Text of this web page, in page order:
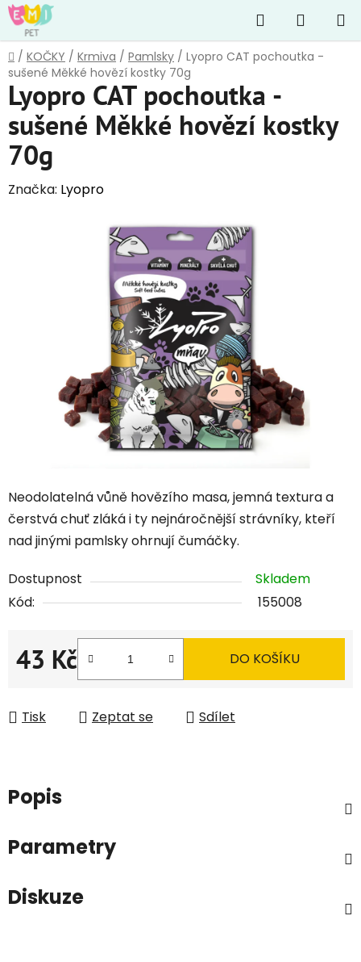
Přejít
na
obsah
Hledat
KOŠÍK
Domů
/ KOČKY / Krmiva / Pamlsky / Lyopro CAT pochoutka -
sušené Měkké hovězí kostky 70g
Neodolatelná vůně hovězího masa, jemná textura a
čerstvá chuť zláká i ty nejnáročnější strávníky, kteří
nad jinými pamlsky ohrnují čumáčky.
Dostupnost
Skladem
Kód:
155008
43 Kč
Měrná cena:
DO KOŠÍKU
Tisk Zeptat se Sdílet
Lyopro CAT pochoutka -
sušené Měkké hovězí kostky
70g
Značka: Lyopro
Popis
Parametry
Diskuze